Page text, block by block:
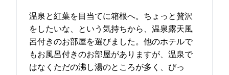
温泉と紅葉を目当てに箱根へ。ちょっと贅沢
をしたいな、という気持ちから、温泉露天風
呂付きのお部屋を選びました。他のホテルで
もお風呂付きのお部屋がありますが、温泉で
はなくただの沸し湯のところが多く、びっ